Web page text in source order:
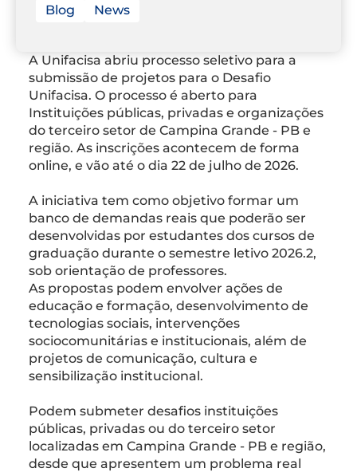
Blog News
A Unifacisa abriu processo seletivo para a
submissão de projetos para o Desafio
Unifacisa. O processo é aberto para
Instituições públicas, privadas e organizações
do terceiro setor de Campina Grande - PB e
região. As inscrições acontecem de forma
online, e vão até o dia 22 de julho de 2026.
A iniciativa tem como objetivo formar um
banco de demandas reais que poderão ser
desenvolvidas por estudantes dos cursos de
graduação durante o semestre letivo 2026.2,
sob orientação de professores.
As propostas podem envolver ações de
educação e formação, desenvolvimento de
tecnologias sociais, intervenções
sociocomunitárias e institucionais, além de
projetos de comunicação, cultura e
sensibilização institucional.
Podem submeter desafios instituições
públicas, privadas ou do terceiro setor
localizadas em Campina Grande - PB e região,
desde que apresentem um problema real